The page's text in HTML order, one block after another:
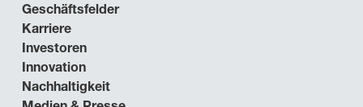
Geschäftsfelder
Karriere
Investoren
Innovation
Nachhaltigkeit